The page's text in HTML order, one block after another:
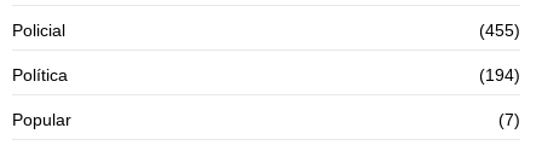
Policial (455)
Política (194)
Popular (7)